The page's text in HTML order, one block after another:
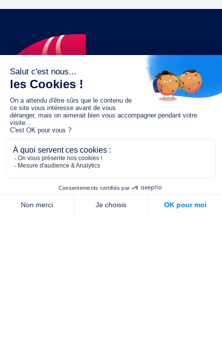
Le fonds de dotation MGC s’engage à
jouer un rôle dans la prévention santé
pour tous.
2/4 place de l’Abbé G. Hénocque
75637 PARIS CEDEX 13
01 40 78 06 56
Nous contacter
Qui sommes-nous ?